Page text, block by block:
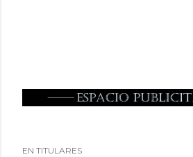
EN TITULARES